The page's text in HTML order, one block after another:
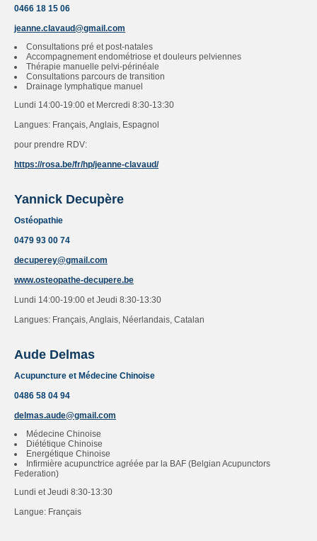
0466 18 15 06
jeanne.clavaud@gmail.com
Consultations pré et post-natales
Accompagnement endométriose et douleurs pelviennes
Thérapie manuelle pelvi-périnéale
Consultations parcours de transition
Drainage lymphatique manuel
Lundi 14:00-19:00 et Mercredi 8:30-13:30
Langues: Français, Anglais, Espagnol
pour prendre RDV:
https://rosa.be/fr/hp/jeanne-clavaud/
Yannick Decupère
Ostéopathie
0479 93 00 74
decuperey@gmail.com
www.osteopathe-decupere.be
Lundi 14:00-19:00 et Jeudi 8:30-13:30
Langues: Français, Anglais, Néerlandais, Catalan
Aude Delmas
Acupuncture et Médecine Chinoise
0486 58 04 94​
delmas.aude@gmail.com
Médecine Chinoise
Diététique Chinoise
Energétique Chinoise
Infirmière acupunctrice agréée par la BAF (Belgian Acupunctors
Federation)
Lundi et Jeudi 8:30-13:30
Langue: Français